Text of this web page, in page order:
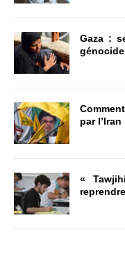
Gaza :
par l’Iran
«